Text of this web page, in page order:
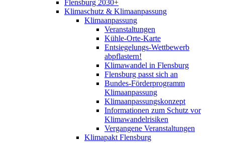
Flensburg 2030+
Klimaschutz & Klimaanpassung
Klimaanpassung
Veranstaltungen
Kühle-Orte-Karte
Entsiegelungs-Wettbewerb
abpflastern!
Klimawandel in Flensburg
Flensburg passt sich an
Bundes-Förderprogramm
Klimaanpassung
Klimaanpassungskonzept
Informationen zum Schutz vor
Klimawandelrisiken
Vergangene Veranstaltungen
Klimapakt Flensburg